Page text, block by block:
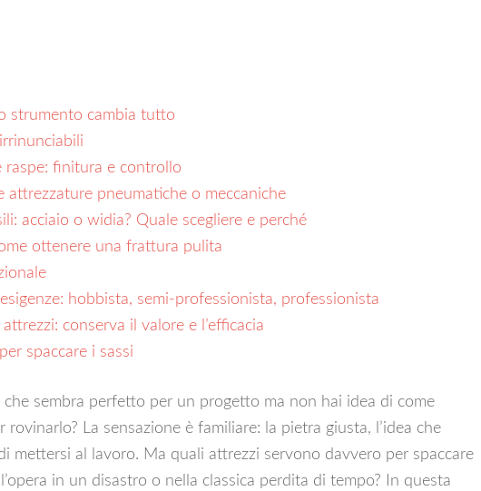
strumento cambia tutto
raspe: finitura e controllo
attrezzature pneumatiche o meccaniche
acciaio o widia? Quale scegliere e perché
ottenere una frattura pulita
hobbista, semi-professionista, professionista
conserva il valore e l’efficacia
spaccare i sassi
sembra perfetto per un progetto ma non hai idea di come
La sensazione è familiare: la pietra giusta, l’idea che
mettersi al lavoro. Ma quali attrezzi servono davvero per spaccare
in un disastro o nella classica perdita di tempo? In questa